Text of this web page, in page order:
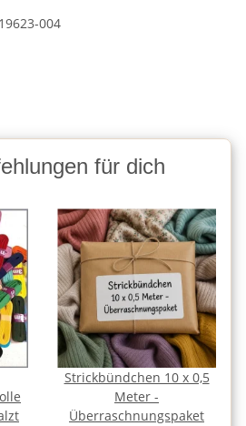
004
für dich
Strickbündchen 10 x 0,5
Meter -
Überraschnungspaket